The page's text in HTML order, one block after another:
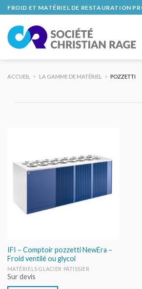
Skip
to
content
FROID ET MATÉRIEL DE RESTAURATION
ACCUEIL > LA GAMME DE MATÉRIEL > POZZETTI
AU DEVIS
IFI – Comptoir pozzetti NewEra –
Froid ventilé ou glycol
MATÉRIELS GLACIER PÂTISSIER
Sur devis